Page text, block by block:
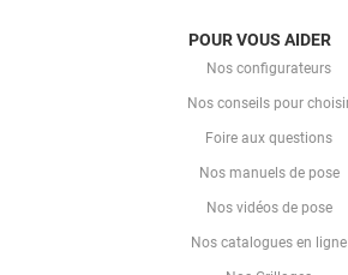
POUR VOUS AIDER
Nos configurateurs
Nos conseils pour
Foire aux questions
Nos manuels de pose
Nos vidéos de pose
Nos catalogues en ligne